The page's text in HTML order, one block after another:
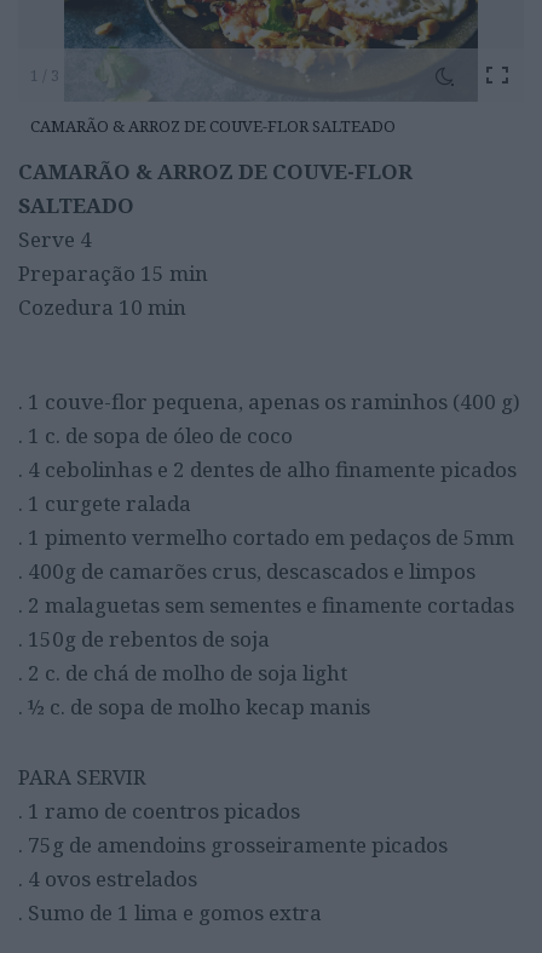
1 / 3
CAMARÃO & ARROZ DE COUVE-FLOR SALTEADO
CAMARÃO & ARROZ DE COUVE-FLOR
SALTEADO
Serve 4
Preparação 15 min
Cozedura 10 min
. 1 couve-flor pequena, apenas os raminhos (400 g)
. 1 c. de sopa de óleo de coco
. 4 cebolinhas e 2 dentes de alho finamente picados
. 1 curgete ralada
. 1 pimento vermelho cortado em pedaços de 5mm
. 400g de camarões crus, descascados e limpos
. 2 malaguetas sem sementes e finamente cortadas
. 150g de rebentos de soja
. 2 c. de chá de molho de soja light
. ½ c. de sopa de molho kecap manis
PARA SERVIR
. 1 ramo de coentros picados
. 75g de amendoins grosseiramente picados
. 4 ovos estrelados
. Sumo de 1 lima e gomos extra